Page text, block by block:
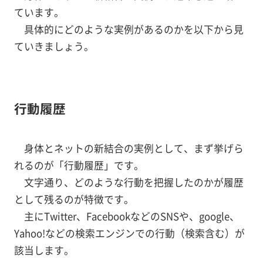
ています。
具体的にどのような実例があるのかを以下から見
ていきましょう。
行動履歴
身体とネットの新結合の実例として、まず挙げら
れるのが「行動履歴」です。
文字通り、どのような行動を把握したのかが履歴
として残るのが特徴です。
主にTwitter、FacebookなどのSNSや、google、
Yahoo!などの検索エンジンでの行動（検索含む）が
該当します。